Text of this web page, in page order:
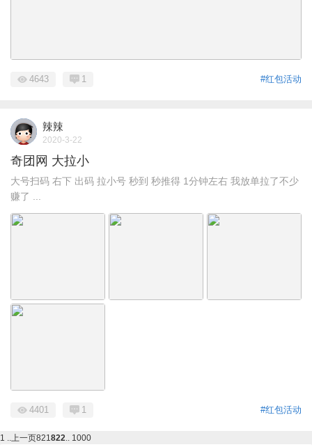
#红包活动
4643 1
辣辣
2020-3-22
奇团网 大拉小
大号扫码 右下 出码 拉小号 秒到 秒推得 1分钟左右 我放单拉了不少
赚了 ...
#红包活动
4401 1
1 ..上一页821822.. 1000